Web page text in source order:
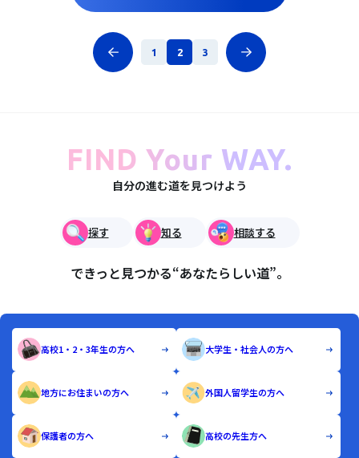
1 2 3
FIND Your WAY.
自分の進む道を見つけよう
探す 知る 相談する
できっと見つかる“あなたらしい道”。
高校1・2・3年生の方へ 大学生・社会人の方へ
地方にお住まいの方へ 外国人留学生の方へ
保護者の方へ 高校の先生方へ